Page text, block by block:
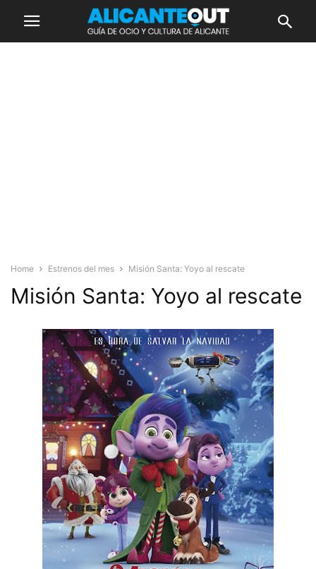
Home Estrenos del mes Misión Santa: Yoyo al rescate
Misión Santa: Yoyo al rescate